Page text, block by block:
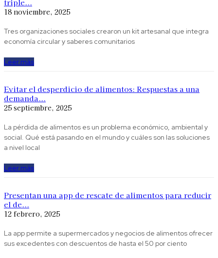
triple...
18 noviembre, 2025
Tres organizaciones sociales crearon un kit artesanal que integra
economía circular y saberes comunitarios
Leer más
Evitar el desperdicio de alimentos: Respuestas a una
demanda...
25 septiembre, 2025
La pérdida de alimentos es un problema económico, ambiental y
social. Qué está pasando en el mundo y cuáles son las soluciones
a nivel local
Leer más
Presentan una app de rescate de alimentos para reducir
el de...
12 febrero, 2025
La app permite a supermercados y negocios de alimentos ofrecer
sus excedentes con descuentos de hasta el 50 por ciento